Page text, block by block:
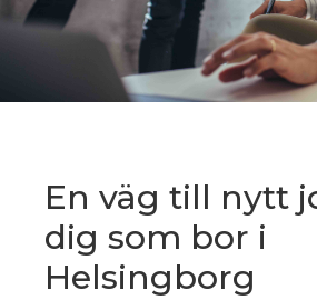
En väg till nytt
dig som bor i
Helsingborg